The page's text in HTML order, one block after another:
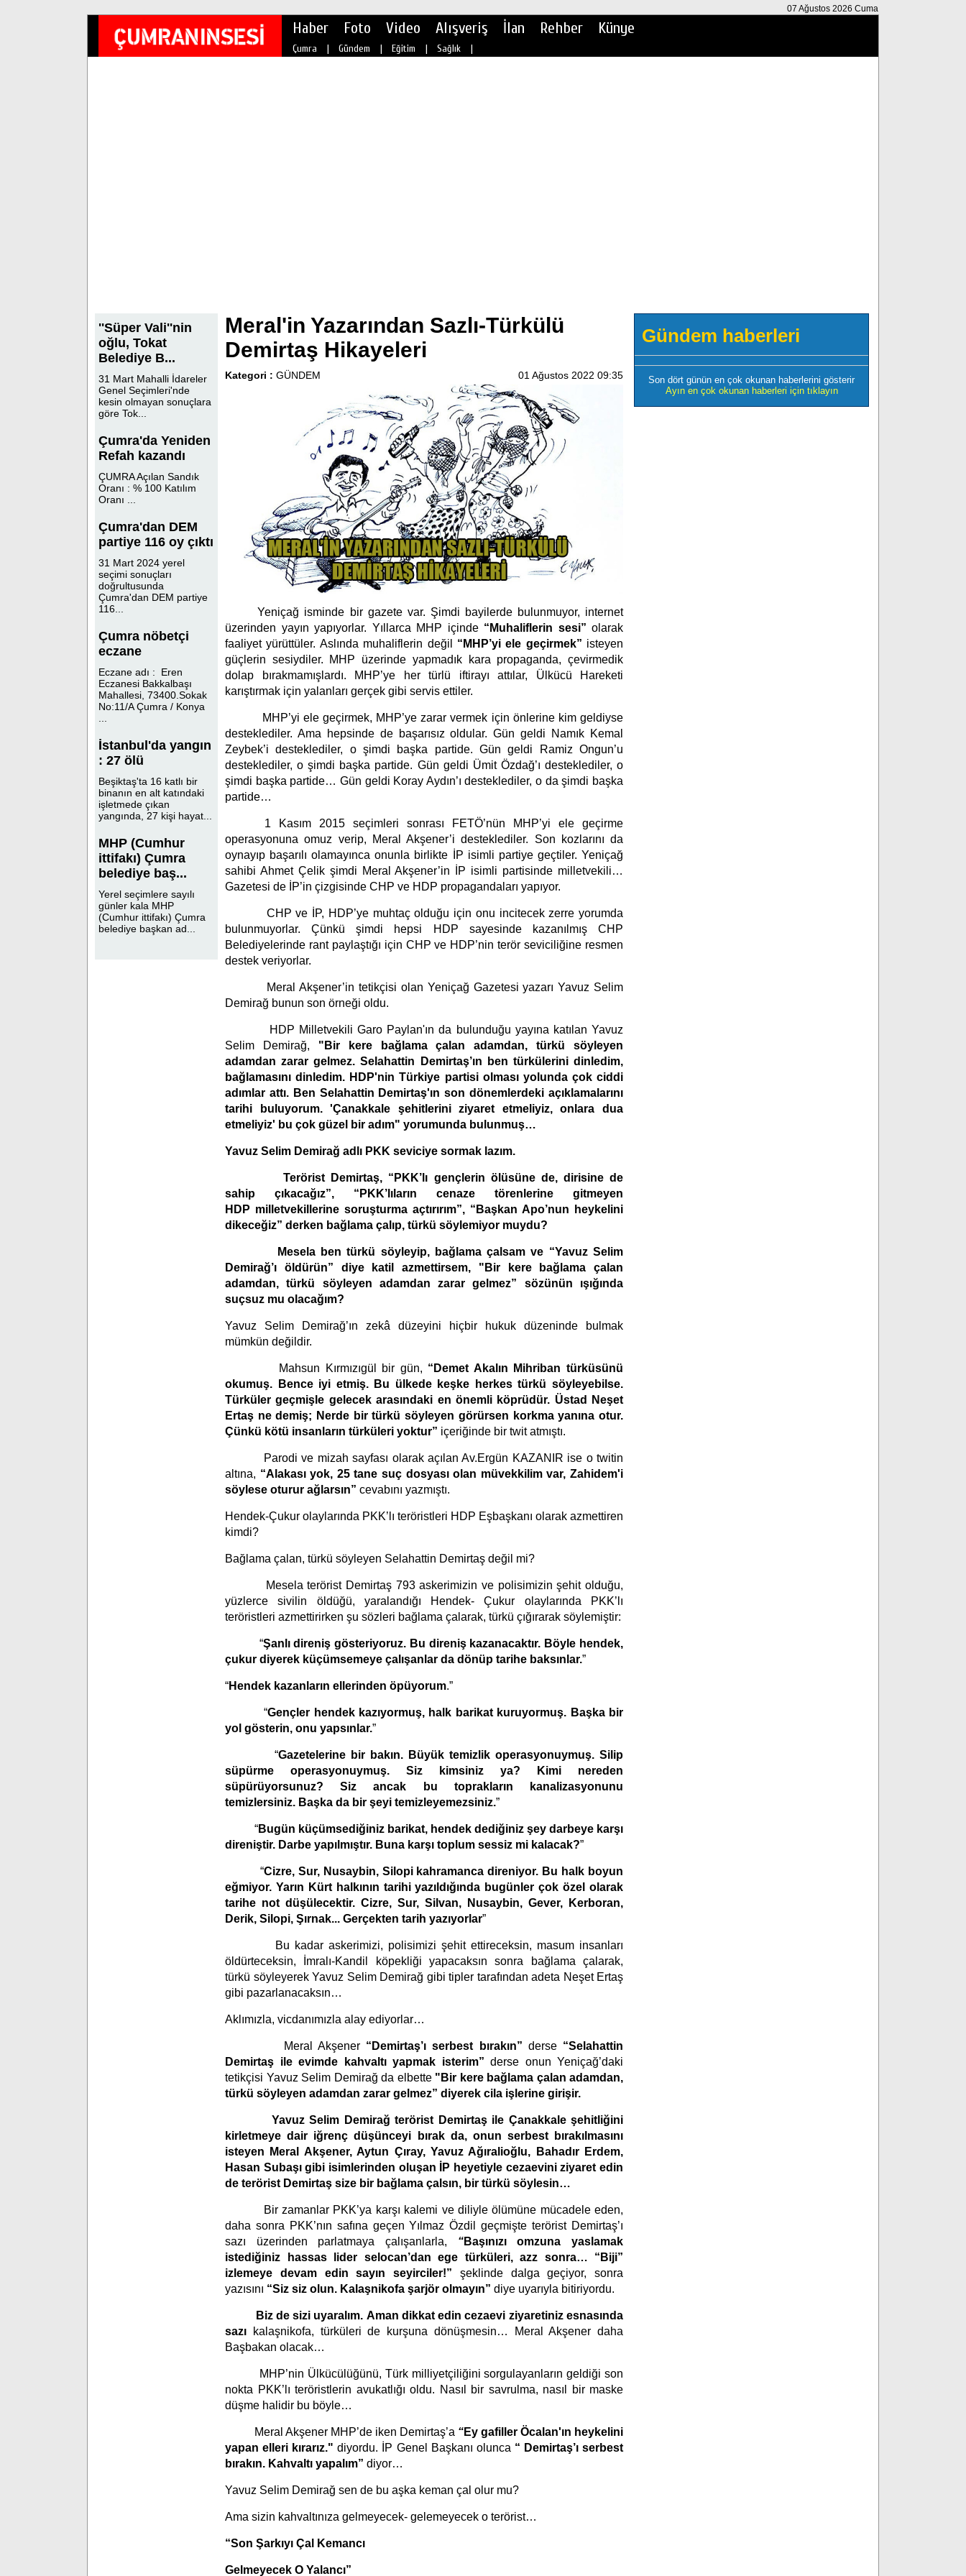
07 Ağustos 2026 Cuma
Haber Foto Video Alışveriş İlan Rehber Künye
Çumra | Gündem | Eğitim | Sağlık |
''Süper Vali''nin
oğlu, Tokat
Belediye B...
31 Mart Mahalli İdareler
Genel Seçimleri'nde
kesin olmayan sonuçlara
göre Tok...
Çumra'da Yeniden
Refah kazandı
ÇUMRA Açılan Sandık
Oranı : % 100 Katılım
Oranı ...
Çumra'dan DEM
partiye 116 oy çıktı
31 Mart 2024 yerel
seçimi sonuçları
doğrultusunda
Çumra'dan DEM partiye
116...
Çumra nöbetçi
eczane
Eczane adı : Eren
Eczanesi Bakkalbaşı
Mahallesi, 73400.Sokak
No:11/A Çumra / Konya
İstanbul'da yangın
: 27 ölü
Beşiktaş'ta 16 katlı bir
binanın en alt katındaki
işletmede çıkan
yangında, 27 kişi hayat...
MHP (Cumhur
ittifakı) Çumra
belediye baş...
Yerel seçimlere sayılı
günler kala MHP
(Cumhur ittifakı) Çumra
belediye başkan ad...
Meral'in Yazarından Sazlı-Türkülü
Demirtaş Hikayeleri
Kategori : GÜNDEM 01 Ağustos 2022 09:35
Yeniçağ isminde bir gazete var. Şimdi bayilerde bulunmuyor, internet
üzerinden yayın yapıyorlar. Yıllarca MHP içinde “Muhaliflerin sesi” olarak
faaliyet yürüttüler. Aslında muhaliflerin değil “MHP’yi ele geçirmek” isteyen
güçlerin sesiydiler. MHP üzerinde yapmadık kara propaganda, çevirmedik
dolap bırakmamışlardı. MHP’ye her türlü iftirayı attılar, Ülkücü Hareketi
karıştırmak için yalanları gerçek gibi servis ettiler.
MHP’yi ele geçirmek, MHP’ye zarar vermek için önlerine kim geldiyse
desteklediler. Ama hepsinde de başarısız oldular. Gün geldi Namık Kemal
Zeybek’i desteklediler, o şimdi başka partide. Gün geldi Ramiz Ongun’u
desteklediler, o şimdi başka partide. Gün geldi Ümit Özdağ’ı desteklediler, o
şimdi başka partide… Gün geldi Koray Aydın’ı desteklediler, o da şimdi başka
partide…
1 Kasım 2015 seçimleri sonrası FETÖ’nün MHP’yi ele geçirme
operasyonuna omuz verip, Meral Akşener’i desteklediler. Son kozlarını da
oynayıp başarılı olamayınca onunla birlikte İP isimli partiye geçtiler. Yeniçağ
sahibi Ahmet Çelik şimdi Meral Akşener’in İP isimli partisinde milletvekili…
Gazetesi de İP’in çizgisinde CHP ve HDP propagandaları yapıyor.
CHP ve İP, HDP’ye muhtaç olduğu için onu incitecek zerre yorumda
bulunmuyorlar. Çünkü şimdi hepsi HDP sayesinde kazanılmış CHP
Belediyelerinde rant paylaştığı için CHP ve HDP’nin terör seviciliğine resmen
destek veriyorlar.
Meral Akşener’in tetikçisi olan Yeniçağ Gazetesi yazarı Yavuz Selim
Demirağ bunun son örneği oldu.
HDP Milletvekili Garo Paylan'ın da bulunduğu yayına katılan Yavuz
Selim Demirağ, "Bir kere bağlama çalan adamdan, türkü söyleyen
adamdan zarar gelmez. Selahattin Demirtaş’ın ben türkülerini dinledim,
bağlamasını dinledim. HDP'nin Türkiye partisi olması yolunda çok ciddi
adımlar attı. Ben Selahattin Demirtaş'ın son dönemlerdeki açıklamalarını
tarihi buluyorum. 'Çanakkale şehitlerini ziyaret etmeliyiz, onlara dua
etmeliyiz' bu çok güzel bir adım" yorumunda bulunmuş…
Yavuz Selim Demirağ adlı PKK seviciye sormak lazım.
Terörist Demirtaş, “PKK’lı gençlerin ölüsüne de, dirisine de
sahip çıkacağız”, “PKK’lıların cenaze törenlerine gitmeyen
HDP milletvekillerine soruşturma açtırırım”, “Başkan Apo’nun heykelini
dikeceğiz” derken bağlama çalıp, türkü söylemiyor muydu?
Mesela ben türkü söyleyip, bağlama çalsam ve “Yavuz Selim
Demirağ’ı öldürün” diye katil azmettirsem, "Bir kere bağlama çalan
adamdan, türkü söyleyen adamdan zarar gelmez” sözünün ışığında
suçsuz mu olacağım?
Yavuz Selim Demirağ’ın zekâ düzeyini hiçbir hukuk düzeninde bulmak
mümkün değildir.
Mahsun Kırmızıgül bir gün, “Demet Akalın Mihriban türküsünü
okumuş. Bence iyi etmiş. Bu ülkede keşke herkes türkü söyleyebilse.
Türküler geçmişle gelecek arasındaki en önemli köprüdür. Üstad Neşet
Ertaş ne demiş; Nerde bir türkü söyleyen görürsen korkma yanına otur.
Çünkü kötü insanların türküleri yoktur” içeriğinde bir twit atmıştı.
Parodi ve mizah sayfası olarak açılan Av.Ergün KAZANIR ise o twitin
altına, “Alakası yok, 25 tane suç dosyası olan müvekkilim var, Zahidem'i
söylese oturur ağlarsın” cevabını yazmıştı.
Hendek-Çukur olaylarında PKK’lı teröristleri HDP Eşbaşkanı olarak azmettiren
kimdi?
Bağlama çalan, türkü söyleyen Selahattin Demirtaş değil mi?
Mesela terörist Demirtaş 793 askerimizin ve polisimizin şehit olduğu,
yüzlerce sivilin öldüğü, yaralandığı Hendek- Çukur olaylarında PKK’lı
teröristleri azmettirirken şu sözleri bağlama çalarak, türkü çığırarak söylemiştir:
“Şanlı direniş gösteriyoruz. Bu direniş kazanacaktır. Böyle hendek,
çukur diyerek küçümsemeye çalışanlar da dönüp tarihe baksınlar.”
“Hendek kazanların ellerinden öpüyorum.”
“Gençler hendek kazıyormuş, halk barikat kuruyormuş. Başka bir
yol gösterin, onu yapsınlar.”
“Gazetelerine bir bakın. Büyük temizlik operasyonuymuş. Silip
süpürme operasyonuymuş. Siz kimsiniz ya? Kimi nereden
süpürüyorsunuz? Siz ancak bu toprakların kanalizasyonunu
temizlersiniz. Başka da bir şeyi temizleyemezsiniz.”
“Bugün küçümsediğiniz barikat, hendek dediğiniz şey darbeye karşı
direniştir. Darbe yapılmıştır. Buna karşı toplum sessiz mi kalacak?”
“Cizre, Sur, Nusaybin, Silopi kahramanca direniyor. Bu halk boyun
eğmiyor. Yarın Kürt halkının tarihi yazıldığında bugünler çok özel olarak
tarihe not düşülecektir. Cizre, Sur, Silvan, Nusaybin, Gever, Kerboran,
Derik, Silopi, Şırnak... Gerçekten tarih yazıyorlar”
Bu kadar askerimizi, polisimizi şehit ettireceksin, masum insanları
öldürteceksin, İmralı-Kandil köpekliği yapacaksın sonra bağlama çalarak,
türkü söyleyerek Yavuz Selim Demirağ gibi tipler tarafından adeta Neşet Ertaş
gibi pazarlanacaksın…
Aklımızla, vicdanımızla alay ediyorlar…
Meral Akşener “Demirtaş’ı serbest bırakın” derse “Selahattin
Demirtaş ile evimde kahvaltı yapmak isterim” derse onun Yeniçağ’daki
tetikçisi Yavuz Selim Demirağ da elbette "Bir kere bağlama çalan adamdan,
türkü söyleyen adamdan zarar gelmez” diyerek cila işlerine girişir.
Yavuz Selim Demirağ terörist Demirtaş ile Çanakkale şehitliğini
kirletmeye dair iğrenç düşünceyi bırak da, onun serbest bırakılmasını
isteyen
Meral Akşener, Aytun Çıray, Yavuz Ağıralioğlu, Bahadır Erdem,
Hasan Subaşıgibi isimlerinden oluşan İP heyetiyle cezaevini ziyaret edin
de terörist Demirtaş size bir bağlama çalsın, bir türkü söylesin…
Bir zamanlar PKK’ya karşı kalemi ve diliyle ölümüne mücadele eden,
daha sonra PKK’nın safına geçen Yılmaz Özdil geçmişte terörist Demirtaş’ı
sazı üzerinden parlatmaya çalışanlarla,
“Başınızı omzuna yaslamak
istediğiniz hassas lider selocan’dan ege türküleri, azz sonra… “Biji”
izlemeye devam edin sayın seyirciler!” şeklinde dalga geçiyor, sonra
yazısını “Siz siz olun. Kalaşnikofa şarjör olmayın” diye uyarıyla bitiriyordu.
Biz de sizi uyaralım. Aman dikkat edin cezaevi ziyaretiniz esnasında
sazı
kalaşnikofa, türküleri de kurşuna dönüşmesin… Meral Akşener daha
Başbakan olacak…
MHP’nin Ülkücülüğünü, Türk milliyetçiliğini sorgulayanların geldiği son
nokta PKK’lı teröristlerin avukatlığı oldu. Nasıl bir savrulma, nasıl bir maske
düşme halidir bu böyle…
Meral Akşener MHP’de iken Demirtaş’a “Ey gafiller Öcalan'ın heykelini
yapan elleri kırarız." diyordu. İP Genel Başkanı olunca “ Demirtaş’ı serbest
bırakın. Kahvaltı yapalım” diyor…
Yavuz Selim Demirağ sen de bu aşka keman çal olur mu?
Ama sizin kahvaltınıza gelmeyecek- gelemeyecek o terörist…
“Son Şarkıyı Çal Kemancı
Gelmeyecek O Yalancı”
Gündem haberleri
Son dört günün en çok okunan haberlerini gösterir
Ayın en çok okunan haberleri için tıklayın